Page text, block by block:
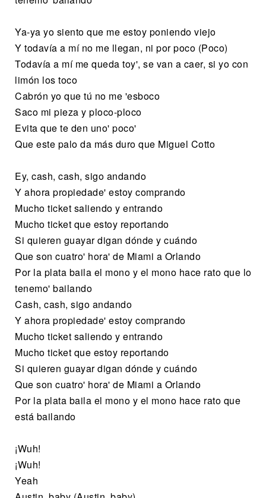
Ya-ya yo siento que me estoy poniendo viejo
Y todavía a mí no me llegan, ni por poco (Poco)
Todavía a mí me queda toy', se van a caer, si yo con
limón los toco
Cabrón yo que tú no me 'esboco
Saco mi pieza y ploco-ploco
Evita que te den uno' poco'
Que este palo da más duro que Miguel Cotto
Ey, cash, cash, sigo andando
Y ahora propiedade' estoy comprando
Mucho ticket saliendo y entrando
Mucho ticket que estoy reportando
Si quieren guayar digan dónde y cuándo
Que son cuatro' hora' de Miami a Orlando
Por la plata baila el mono y el mono hace rato que lo
tenemo' bailando
Cash, cash, sigo andando
Y ahora propiedade' estoy comprando
Mucho ticket saliendo y entrando
Mucho ticket que estoy reportando
Si quieren guayar digan dónde y cuándo
Que son cuatro' hora' de Miami a Orlando
Por la plata baila el mono y el mono hace rato que
está bailando
¡Wuh!
¡Wuh!
Yeah